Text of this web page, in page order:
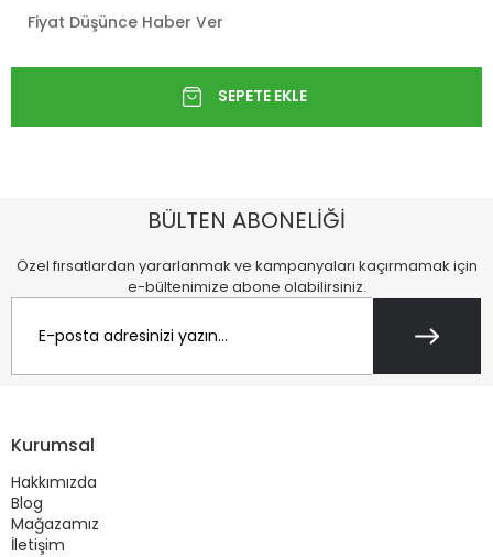
Fiyat Düşünce Haber Ver
BÜLTEN ABONELİĞİ
Özel fırsatlardan yararlanmak ve kampanyaları kaçırmamak için
e-bültenimize abone olabilirsiniz.
Kurumsal
Hakkımızda
Blog
Mağazamız
İletişim